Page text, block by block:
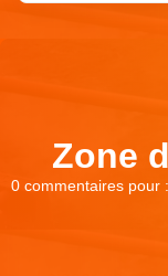
Zone
0 commentaires pour